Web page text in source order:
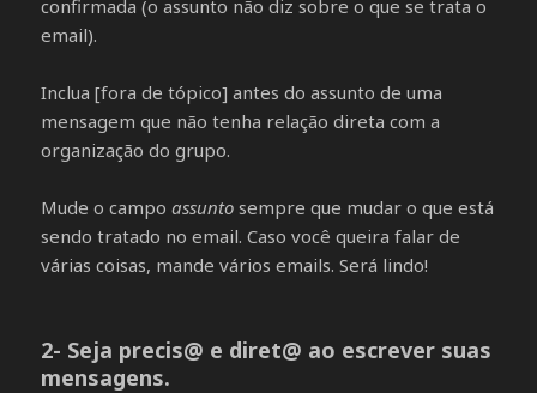
confirmada (o assunto não diz sobre o que se trata o
email).
Inclua [fora de tópico] antes do assunto de uma
mensagem que não tenha relação direta com a
organização do grupo.
Mude o campoassunto sempre que mudar o que está
sendo tratado no email. Caso você queira falar de
várias coisas, mande vários emails. Será lindo!
2- Seja precis@ e diret@ ao escrever suas
mensagens.